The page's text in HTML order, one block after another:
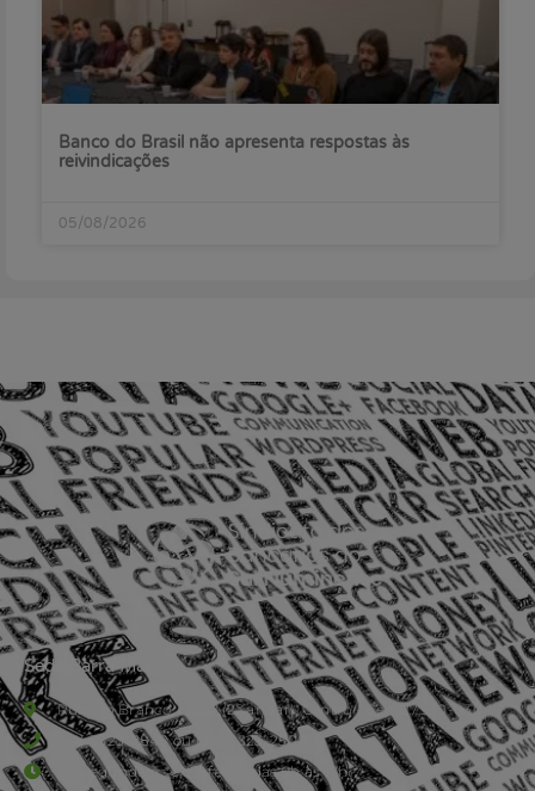
Banco do Brasil não apresenta respostas às
reivindicações
05/08/2026
Sede Barra Mansa
Rua Rio Branco, nº107 (2º andar), Centro - Cep: 27.330-030
(24) 3323-2848 ou (24) 3323-2500
De segunda à sexta-feira , das 9h às 17h.